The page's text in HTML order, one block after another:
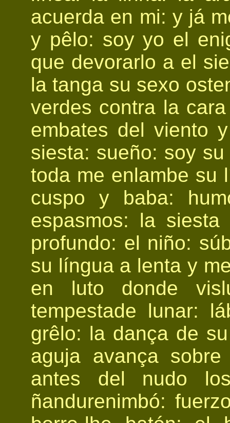
acuerda en mi: y já
y pêlo: soy yo el
que devorarlo a el
la tanga su sexo
verdes contra la
embates del viento
siesta: sueño: soy
toda me enlambe su
cuspo y baba:
espasmos: la
profundo: el niño:
su língua a lenta y
en luto donde
tempestade lunar:
grêlo: la dança de
aguja avança
antes del nudo
ñandurenimbó: